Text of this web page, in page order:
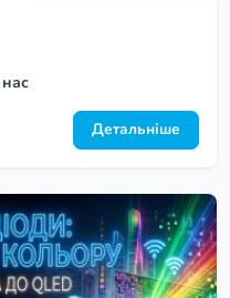
Детальніше